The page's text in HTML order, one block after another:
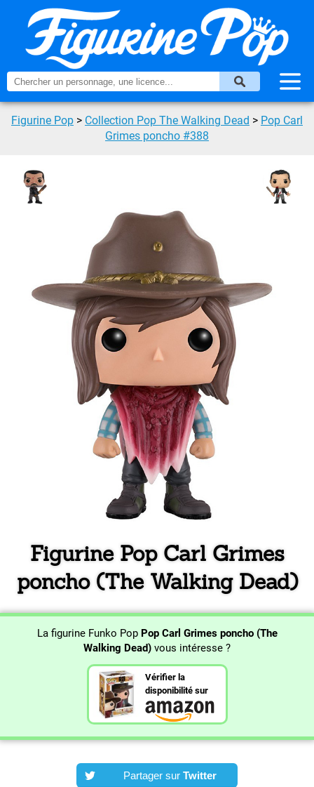
Figurine Pop > Collection Pop The Walking Dead > Pop Carl
Grimes poncho #388
Figurine Pop Carl Grimes
poncho (The Walking Dead)
La figurine Funko Pop Pop Carl Grimes poncho (The
Walking Dead) vous intéresse ?
Vérifier la
disponibilité sur
Partager sur Twitter